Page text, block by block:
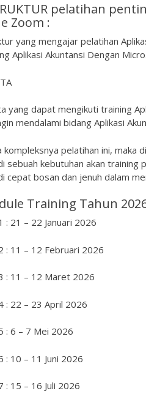
pelatihan
Zoom :
yang mengajar pelatihan
Aplikasi Akuntansi Dengan
yang dapat mengikuti training
mendalami bidang Aplikasi
kompleksnya pelatihan ini, maka
sebuah kebutuhan akan
cepat bosan dan jenuh dalam
Training Tahun
: 21 – 22 Januari 2026
: 11 – 12 Februari 2026
: 11 – 12 Maret 2026
: 22 – 23 April 2026
: 6 – 7 Mei 2026
: 10 – 11 Juni 2026
: 15 – 16 Juli 2026